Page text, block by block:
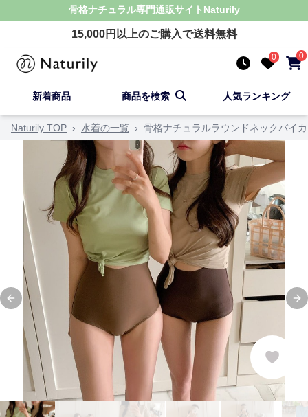
骨格ナチュラル専門通販サイト Naturily
15,000円以上のご購入で送料無料
0 0
新着商品 商品を検索 人気ランキング
Naturily TOP › 水着の一覧 › 骨格ナチュラルラウンドネックバイ
Previous slide